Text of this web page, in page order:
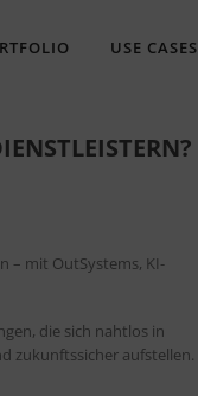
USE CASES
– mit OutSystems, KI-
die sich nahtlos in
zukunftssicher aufstellen.